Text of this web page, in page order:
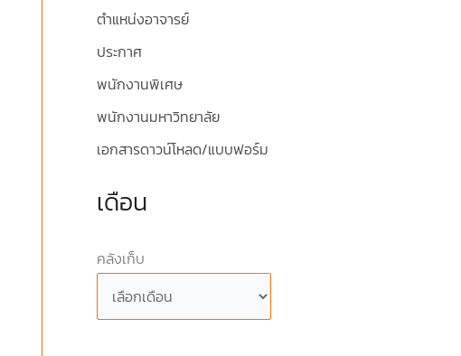
ตำแหน่งอาจารย์
ประกาศ
พนักงานพิเศษ
พนักงานมหาวิทยาลัย
เอกสารดาวน์โหลด/แบบฟอร์ม
เดือน
คลังเก็บ